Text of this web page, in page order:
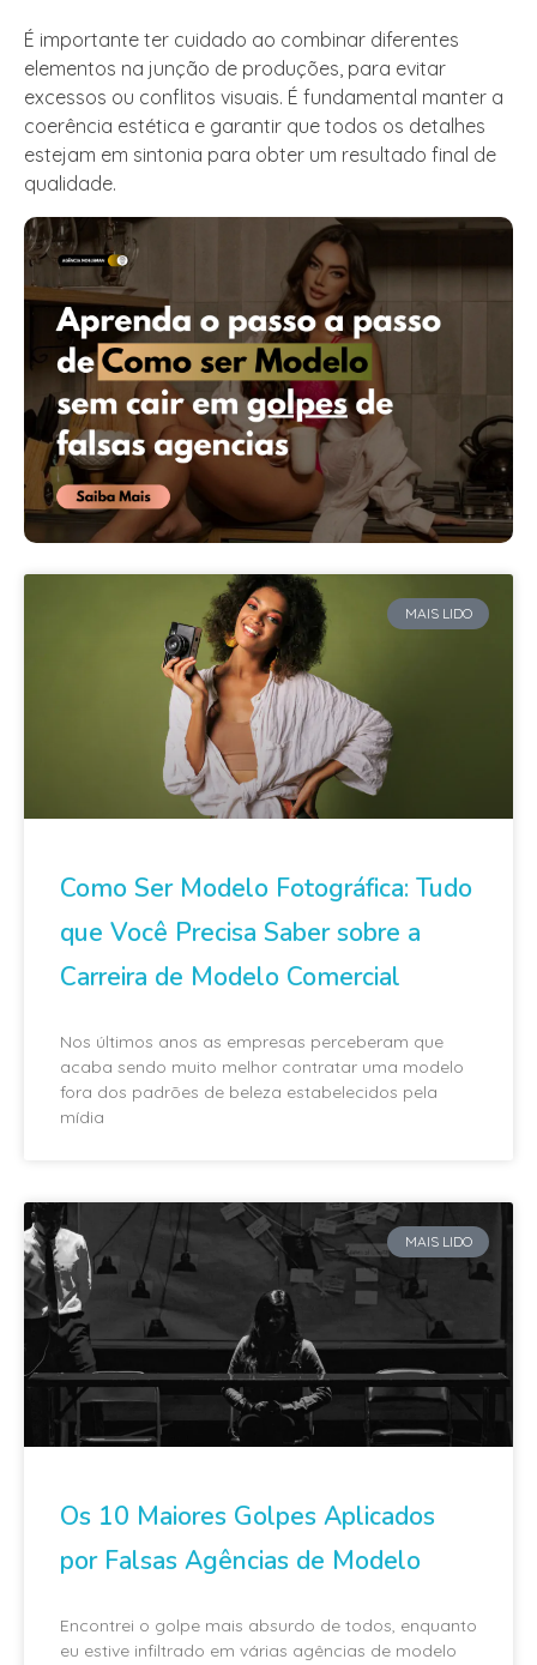
É importante ter cuidado ao combinar diferentes
elementos na junção de produções, para evitar
excessos ou conflitos visuais. É fundamental manter a
coerência estética e garantir que todos os detalhes
estejam em sintonia para obter um resultado final de
qualidade.
MAIS LIDO
Como Ser Modelo Fotográfica: Tudo
que Você Precisa Saber sobre a
Carreira de Modelo Comercial
Nos últimos anos as empresas perceberam que
acaba sendo muito melhor contratar uma modelo
fora dos padrões de beleza estabelecidos pela
mídia
MAIS LIDO
Os 10 Maiores Golpes Aplicados
por Falsas Agências de Modelo
Encontrei o golpe mais absurdo de todos, enquanto
eu estive infiltrado em várias agências de modelo